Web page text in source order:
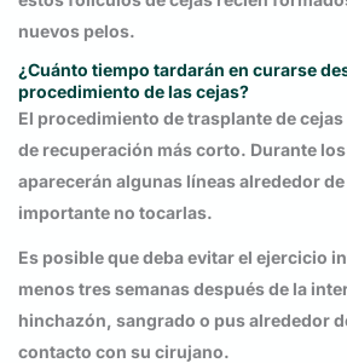
nuevos pelos.
¿Cuánto tiempo tardarán en curarse
procedimiento de las cejas?
El procedimiento de trasplante de
de recuperación más corto. Durante
aparecerán algunas líneas alrededor
importante no tocarlas.
Es posible que deba evitar el ejercicio
menos tres semanas después de la
hinchazón, sangrado o pus alrededor
contacto con su cirujano.